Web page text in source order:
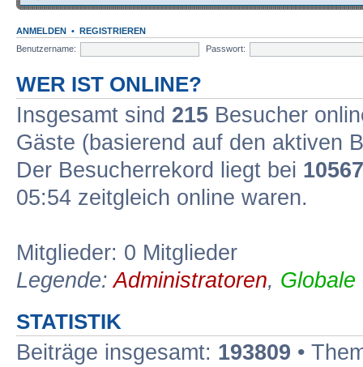
ANMELDEN • REGISTRIEREN
Benutzername:
Passwort:
WER IST ONLINE?
Insgesamt sind 215 Besucher
Gäste (basierend auf den aktiven
Der Besucherrekord liegt bei 10567
05:54 zeitgleich online waren.
Mitglieder: 0 Mitglieder
Legende:Administratoren, Globale
STATISTIK
Beiträge insgesamt: 193809 •